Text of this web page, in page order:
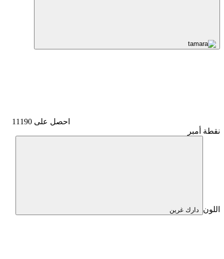
احصل على 11190
نقطة أمبر
اللون ‮دارك غرين‬